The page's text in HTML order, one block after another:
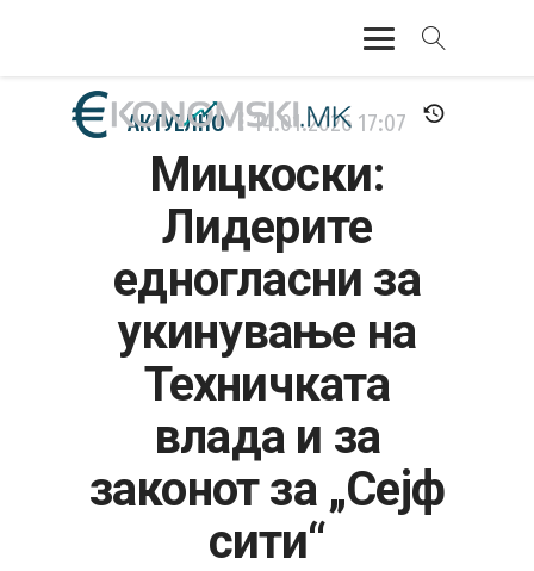
АКТУЕЛНО
ЕКОНОМИЈА
ФИНАНСИИ
БАНКАРСТВО
ЖИВОТ
АКТУЕЛНО 14.01.2026 17:07
Мицкоски:
Лидерите
едногласни за
укинување на
Техничката
влада и за
законот за „Сејф
сити“